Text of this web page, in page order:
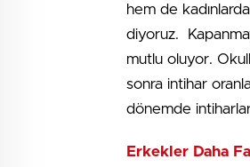
hem de
diyoruz.
mutlu oluyor.
sonra intihar
dönemde
Erkekler Daha